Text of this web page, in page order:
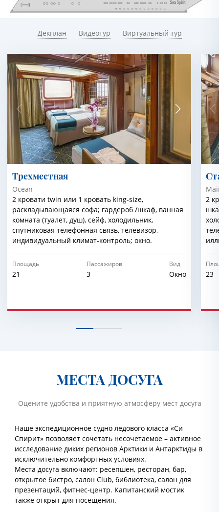
Декплан Видеотур Виртуальный тур
Трехместная
Ocean
2 кровати twin или 1 кровать king-size,
раскладывающаяся софа; гардероб /шкаф, ванная
комната (туалет, душ), сейф, холодильник,
спутниковая телефонная связь, телевизор,
индивидуальный климат-контроль; окно.
Площадь
21
Пассажиров
3
Вид
Окно
2
23
МЕСТА ДОСУГА
Оцените удобства и приятную атмосферу мест досуга
Наше экспедиционное судно ледового класса «Си
Спирит» позволяет сочетать несочетаемое – активное
исследование диких регионов Арктики и Антарктиды в
исключительно комфортных условиях.
Места досуга включают: ресепшен, ресторан, бар,
открытое бистро, салон Club, библиотека, салон для
презентаций, фитнес-центр. Капитанский мостик
также открыт для посещения.